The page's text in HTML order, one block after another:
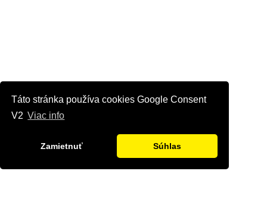
Táto stránka používa cookies Google Consent
V2 Viac info
Zamietnuť Súhlas